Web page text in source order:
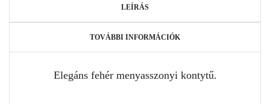
LEÍRÁS
TOVÁBBI INFORMÁCIÓK
Elegáns fehér menyasszonyi kontytű.